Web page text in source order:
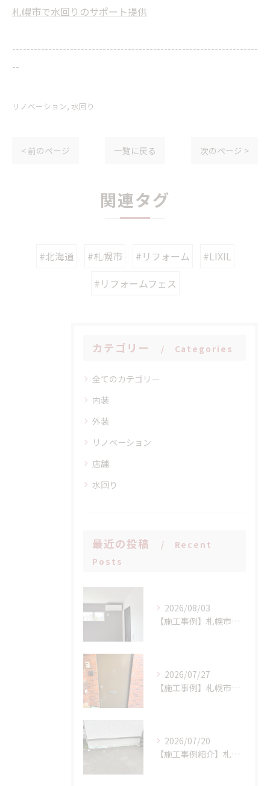
札幌市で水回りのサポート提供
--------------------------------------------------------------------
--
リノベーション 水回り
< 前のページ 一覧に戻る 次のページ >
関連タグ
#北海道 #札幌市 #リフォーム
#LIXIL
#リフォームフェス
カテゴリー Categories
全てのカテゴリー
内装
外装
リノベーション
店舗
水回り
最近の投稿
Recent
Posts
2026/08/03
【施工事例】札幌市手稲区 N様邸 室外機設置場所に配慮したエアコン新設工事！
2026/07/27
【施工事例】札幌市西区 K様邸 マンション玄関ドア交換工事：LIXIL リシェント(持ち出し工法)で、断熱性と防犯性を一気にアップ！
2026/07/20
【施工事例紹介】札幌市西区 S様邸 断熱基礎の剥離トラブルを解消！高耐久基礎保護材「インサルキソッシュMore」を用いた基礎補修工事